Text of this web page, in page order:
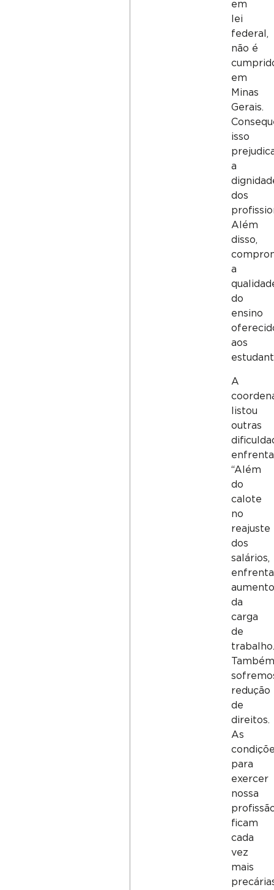
em
lei
federal,
não é
em
Minas
Gerais.
isso
a
dos
Além
disso,
a
do
ensino
aos
A
listou
outras
“Além
do
calote
no
reajuste
dos
salários,
aumento
da
carga
de
trabalho.
Também
redução
de
direitos.
As
para
exercer
nossa
ficam
cada
vez
mais